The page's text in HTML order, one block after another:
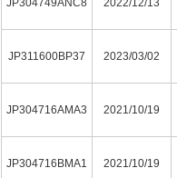
JP304749ANC8 2022/12/13
JP311600BP37 2023/03/02
JP304716AMA3 2021/10/19
JP304716BMA1 2021/10/19